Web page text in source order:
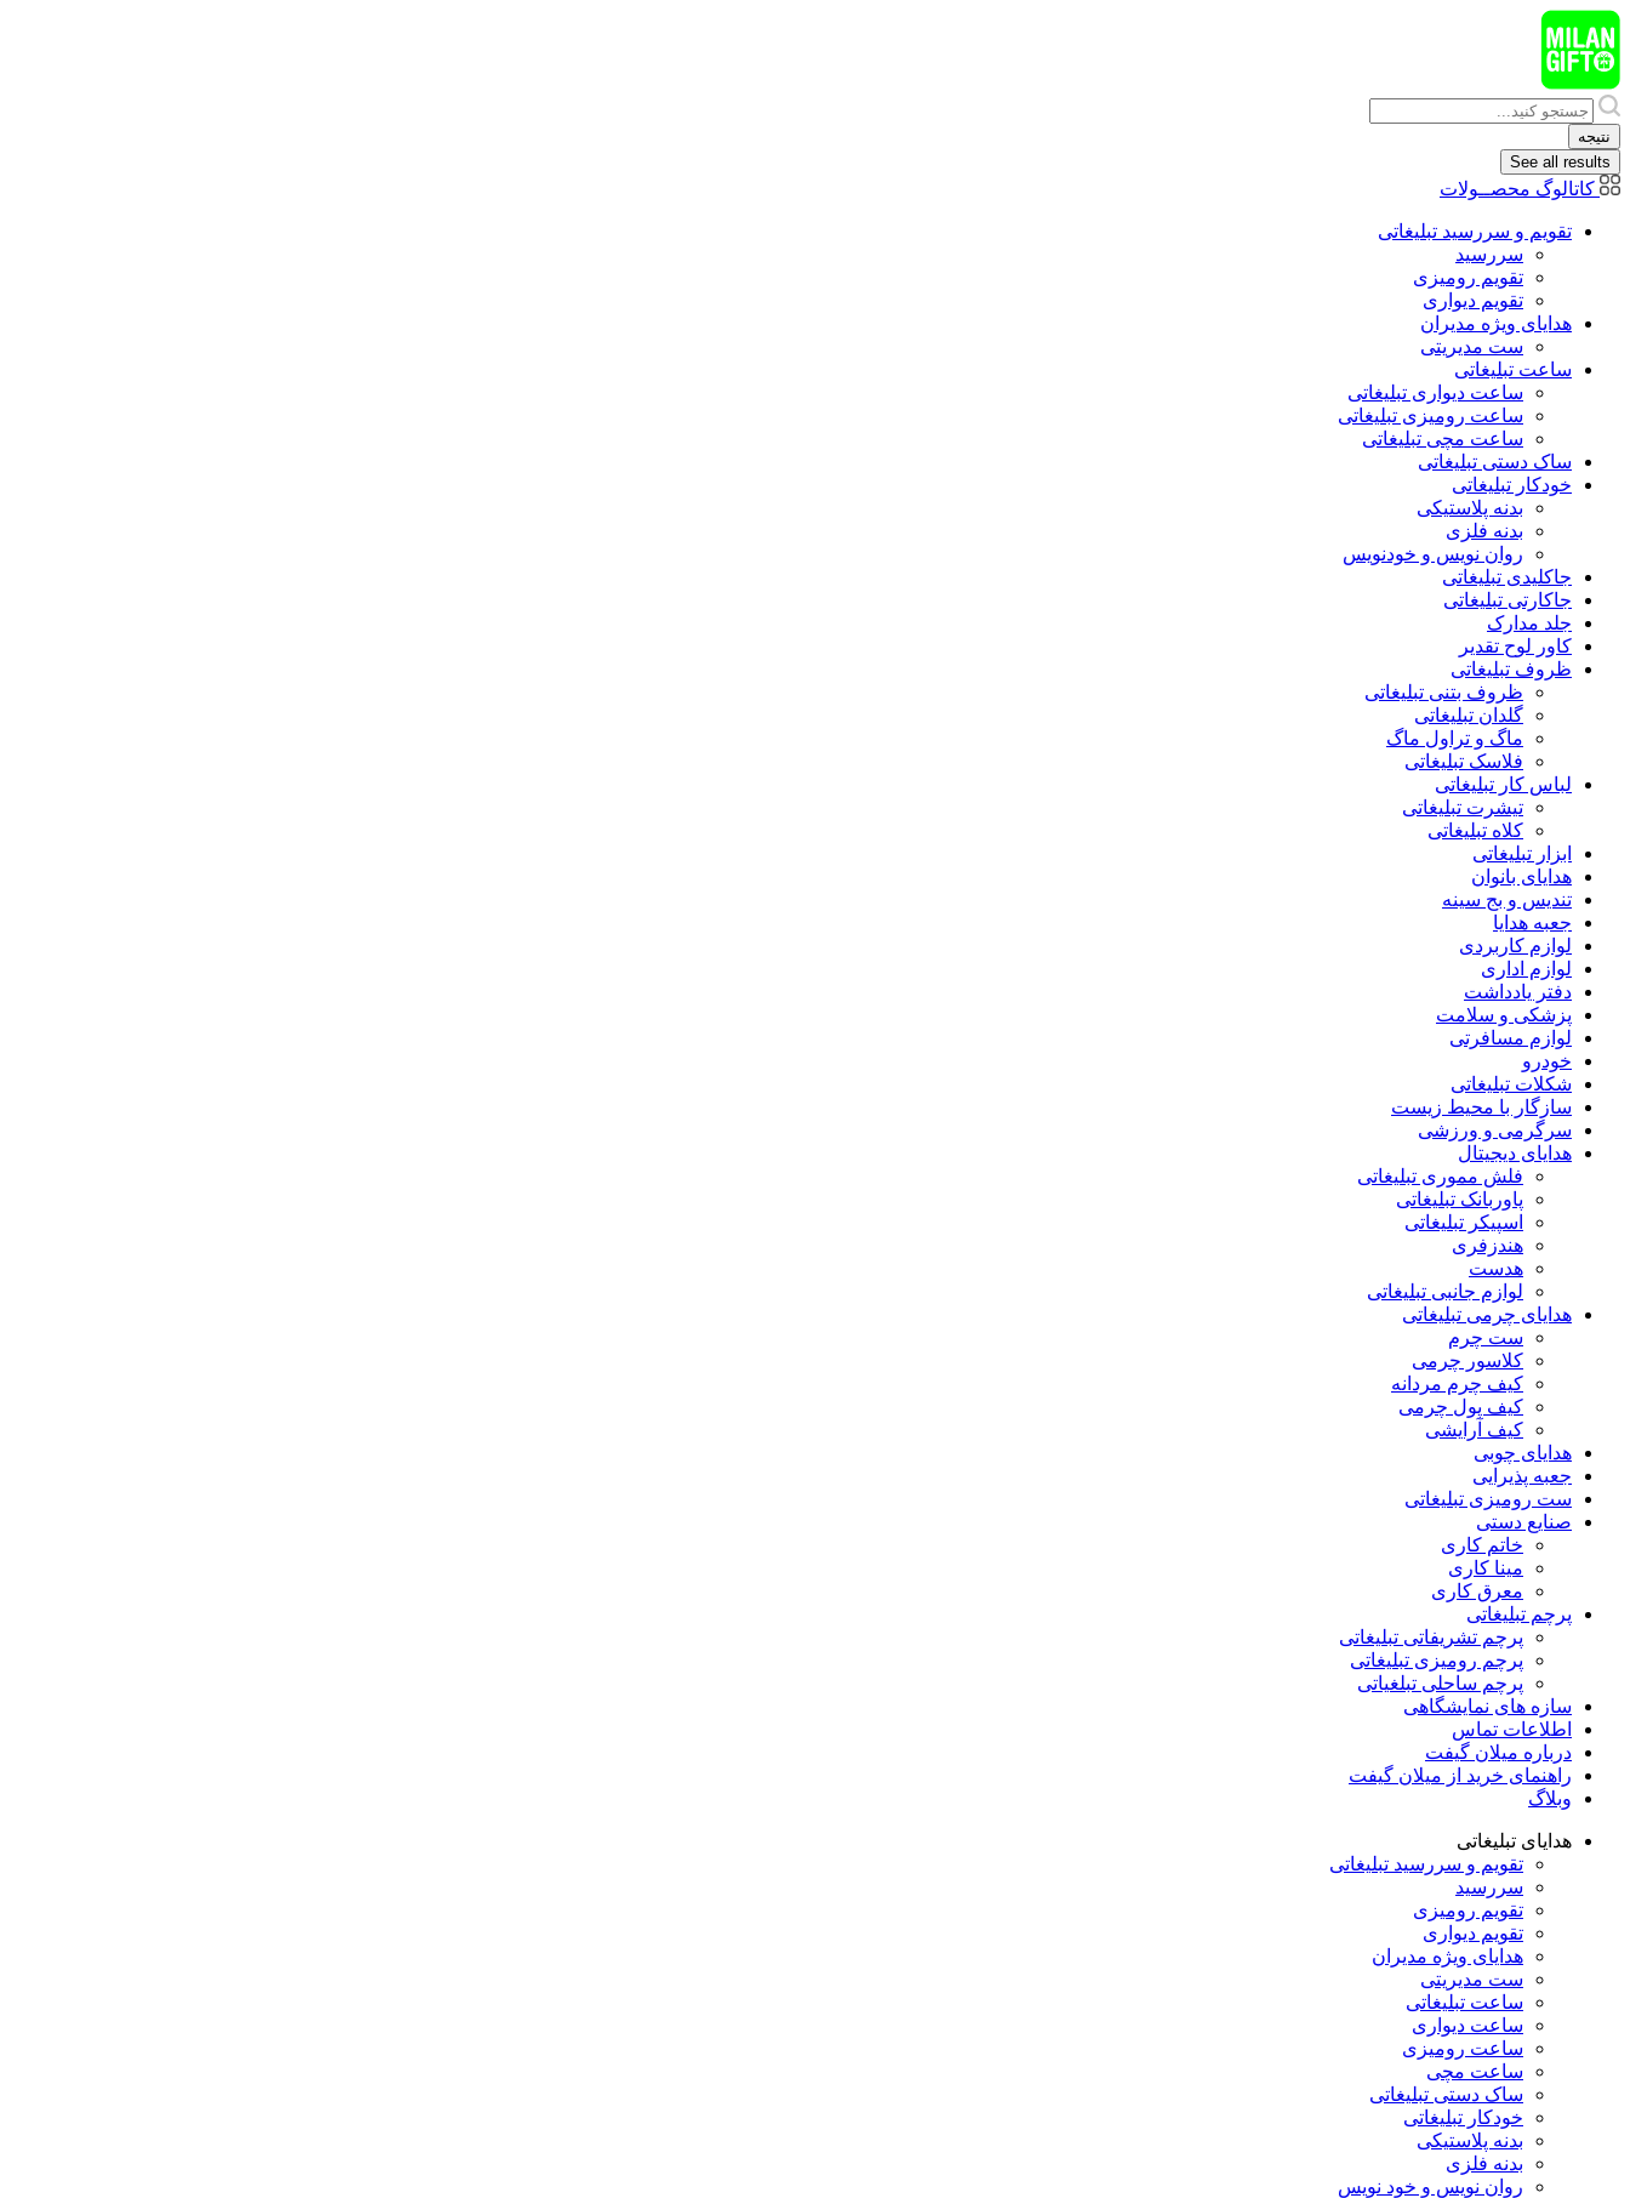
پرش
به
محتوا
Search
...
نتیجه
See all results
کاتالوگ محصــولات
تقویم و سررسید تبلیغاتی
سررسید
تقویم رومیزی
تقویم دیواری
هدایای ويژه مدیران
ست مدیریتی
ساعت تبلیغاتی
ساعت دیواری تبلیغاتی
ساعت رومیزی تبلیغاتی
ساعت مچی تبلیغاتی
ساک دستی تبلیغاتی
خودکار تبلیغاتی
بدنه پلاستیکی
بدنه فلزی
روان نویس و خودنویس
جاکلیدی تبلیغاتی
جاکارتی تبلیغاتی
جلد مدارک
کاور لوح تقدیر
ظروف تبلیغاتی
ظروف بتنی تبلیغاتی
گلدان تبلیغاتی
ماگ و تراول ماگ
فلاسک تبلیغاتی
لباس کار تبلیغاتی
تیشرت تبلیغاتی
کلاه تبلیغاتی
ابزار تبلیغاتی
هدایای بانوان
تندیس و بج سینه
جعبه هدایا
لوازم کاربردی
لوازم اداری
دفتر یادداشت
پزشکی و سلامت
لوازم مسافرتی
خودرو
شکلات تبلیغاتی
سازگار با محیط زیست
سرگرمی و ورزشی
هدایای دیجیتال
فلش مموری تبلیغاتی
پاوربانک تبلیغاتی
اسپیکر تبلیغاتی
هندزفری
هدست
لوازم جانبی تبلیغاتی
هدایای چرمی تبلیغاتی
ست چرم
کلاسور چرمی
کیف چرم مردانه
کیف پول چرمی
کیف آرایشی
هدایای چوبی
جعبه پذیرایی
ست رومیزی تبلیغاتی
صنایع دستی
خاتم کاری
مینا کاری
معرق کاری
پرچم تبلیغاتی
پرچم تشریفاتی تبلیغاتی
پرچم رومیزی تبلیغاتی
پرچم ساحلی تبلغیاتی
سازه های نمایشگاهی
اطلاعات تماس
درباره میلان گیفت
راهنمای خرید از میلان گیفت
وبلاگ
هدایای تبلیغاتی
تقویم و سررسید تبلیغاتی
سررسید
تقویم رومیزی
تقویم دیواری
هدایای ویژه مدیران
ست مدیریتی
ساعت تبلیغاتی
ساعت دیواری
ساعت رومیزی
ساعت مچی
ساک دستی تبلیغاتی
خودکار تبلیغاتی
بدنه پلاستیکی
بدنه فلزی
روان نویس و خود نویس